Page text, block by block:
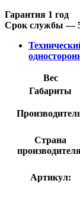
Гарантия 1 год
Срок службы —
Вес
Габариты
Страна
Артикул: